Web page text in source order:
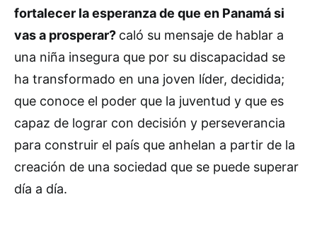
fortalecer la esperanza de que en Panamá si
vas a prosperar? caló su mensaje de hablar a
una niña insegura que por su discapacidad se
ha transformado en una joven líder, decidida;
que conoce el poder que la juventud y que es
capaz de lograr con decisión y perseverancia
para construir el país que anhelan a partir de la
creación de una sociedad que se puede superar
día a día.